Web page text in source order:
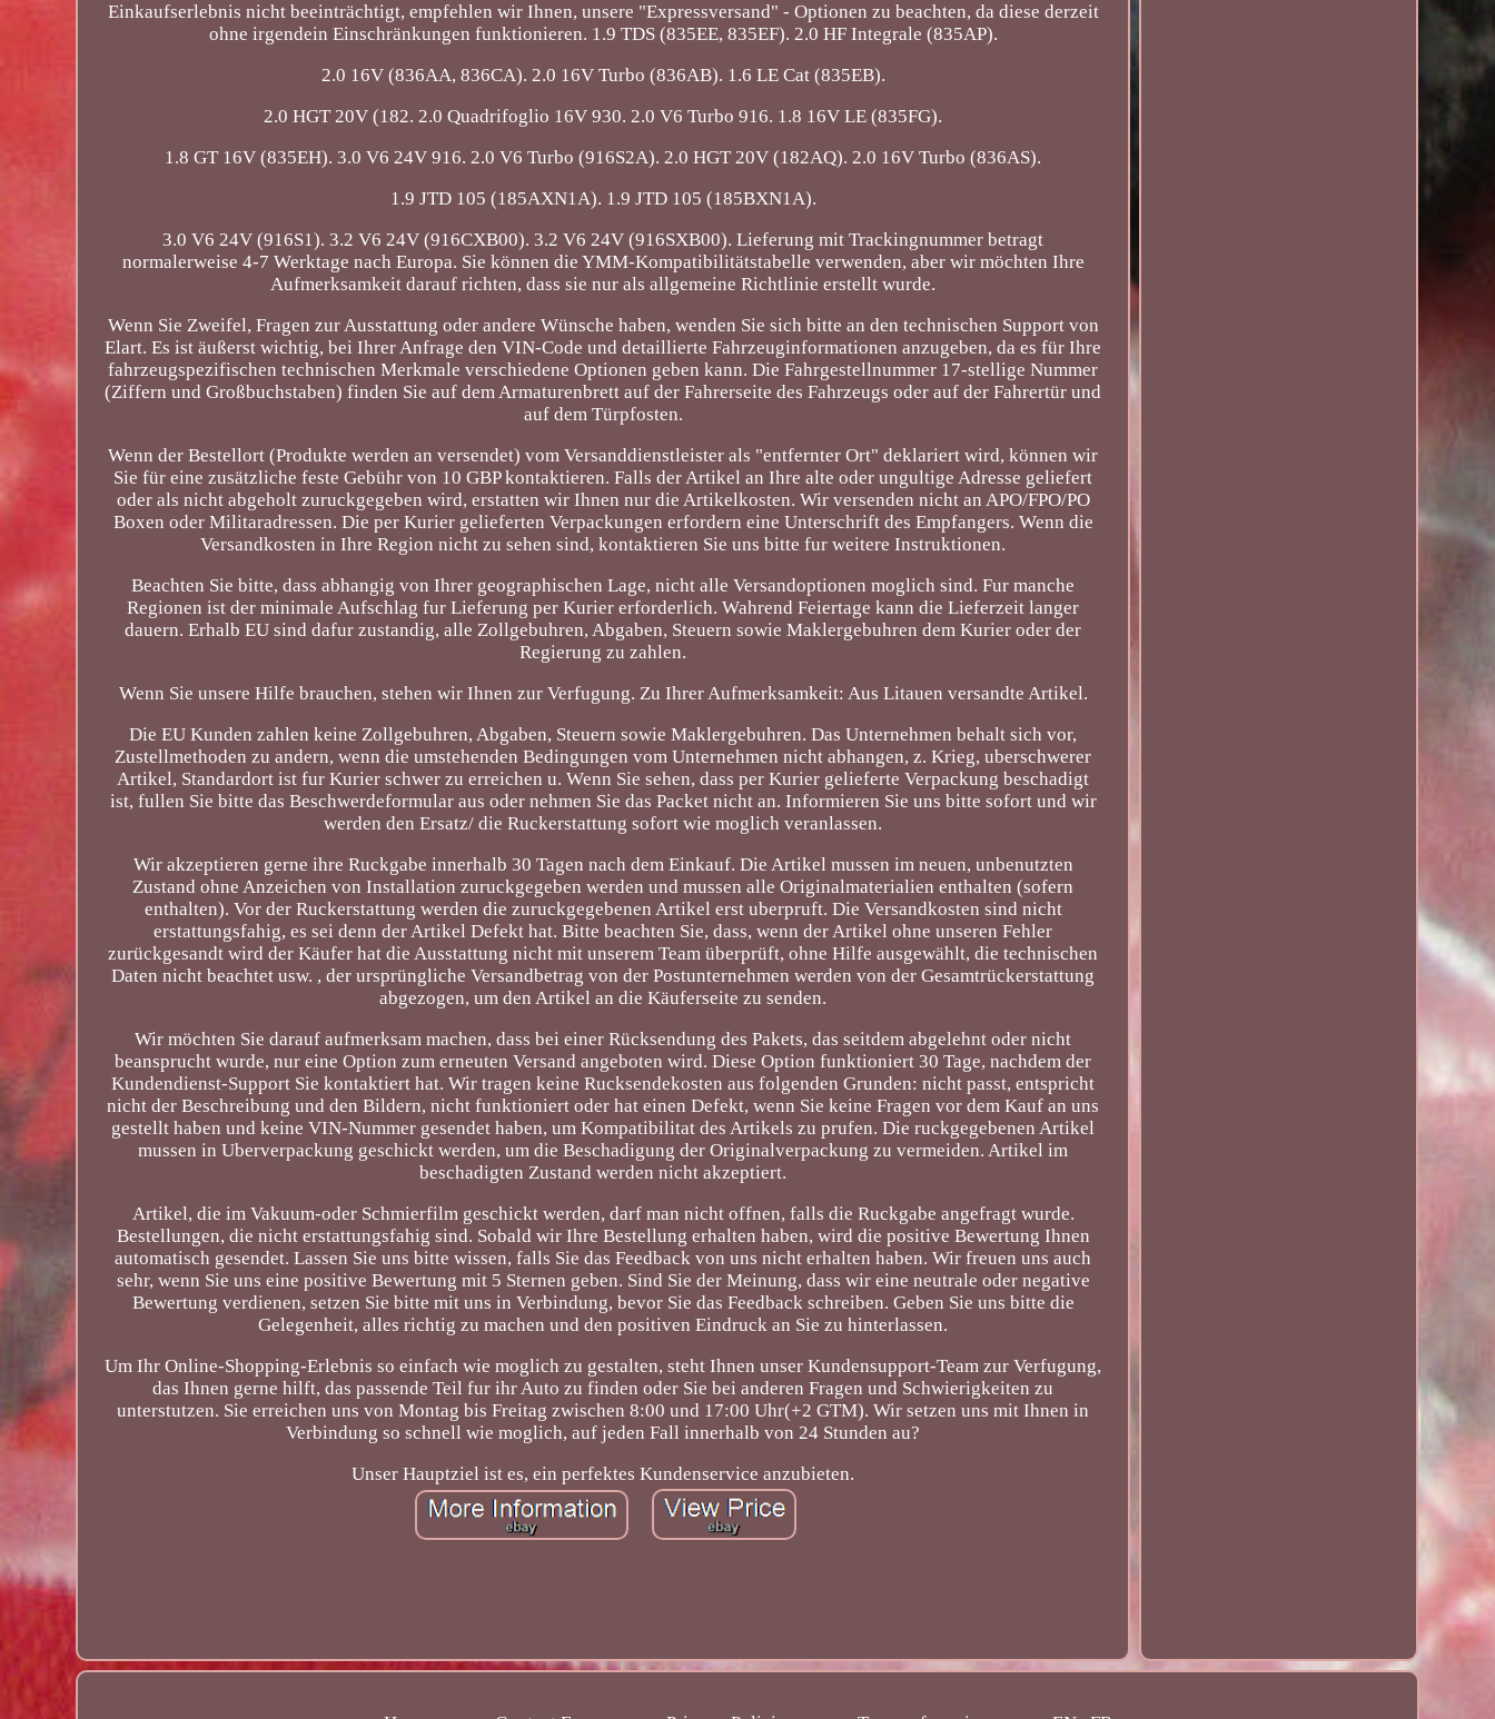
Einkaufserlebnis nicht beeinträchtigt, empfehlen wir Ihnen, unsere "Expressversand" - Optionen zu beachten, da diese derzeit
ohne irgendein Einschränkungen funktionieren. 1.9 TDS (835EE, 835EF). 2.0 HF Integrale (835AP).
2.0 16V (836AA, 836CA). 2.0 16V Turbo (836AB). 1.6 LE Cat (835EB).
2.0 HGT 20V (182. 2.0 Quadrifoglio 16V 930. 2.0 V6 Turbo 916. 1.8 16V LE (835FG).
1.8 GT 16V (835EH). 3.0 V6 24V 916. 2.0 V6 Turbo (916S2A). 2.0 HGT 20V (182AQ). 2.0 16V Turbo (836AS).
1.9 JTD 105 (185AXN1A). 1.9 JTD 105 (185BXN1A).
3.0 V6 24V (916S1). 3.2 V6 24V (916CXB00). 3.2 V6 24V (916SXB00). Lieferung mit Trackingnummer betragt
normalerweise 4-7 Werktage nach Europa. Sie können die YMM-Kompatibilitätstabelle verwenden, aber wir möchten Ihre
Aufmerksamkeit darauf richten, dass sie nur als allgemeine Richtlinie erstellt wurde.
Wenn Sie Zweifel, Fragen zur Ausstattung oder andere Wünsche haben, wenden Sie sich bitte an den technischen Support von
Elart. Es ist äußerst wichtig, bei Ihrer Anfrage den VIN-Code und detaillierte Fahrzeuginformationen anzugeben, da es für Ihre
fahrzeugspezifischen technischen Merkmale verschiedene Optionen geben kann. Die Fahrgestellnummer 17-stellige Nummer
(Ziffern und Großbuchstaben) finden Sie auf dem Armaturenbrett auf der Fahrerseite des Fahrzeugs oder auf der Fahrertür und
auf dem Türpfosten.
Wenn der Bestellort (Produkte werden an versendet) vom Versanddienstleister als "entfernter Ort" deklariert wird, können wir
Sie für eine zusätzliche feste Gebühr von 10 GBP kontaktieren. Falls der Artikel an Ihre alte oder ungultige Adresse geliefert
oder als nicht abgeholt zuruckgegeben wird, erstatten wir Ihnen nur die Artikelkosten. Wir versenden nicht an APO/FPO/PO
Boxen oder Militaradressen. Die per Kurier gelieferten Verpackungen erfordern eine Unterschrift des Empfangers. Wenn die
Versandkosten in Ihre Region nicht zu sehen sind, kontaktieren Sie uns bitte fur weitere Instruktionen.
Beachten Sie bitte, dass abhangig von Ihrer geographischen Lage, nicht alle Versandoptionen moglich sind. Fur manche
Regionen ist der minimale Aufschlag fur Lieferung per Kurier erforderlich. Wahrend Feiertage kann die Lieferzeit langer
dauern. Erhalb EU sind dafur zustandig, alle Zollgebuhren, Abgaben, Steuern sowie Maklergebuhren dem Kurier oder der
Regierung zu zahlen.
Wenn Sie unsere Hilfe brauchen, stehen wir Ihnen zur Verfugung. Zu Ihrer Aufmerksamkeit: Aus Litauen versandte Artikel.
Die EU Kunden zahlen keine Zollgebuhren, Abgaben, Steuern sowie Maklergebuhren. Das Unternehmen behalt sich vor,
Zustellmethoden zu andern, wenn die umstehenden Bedingungen vom Unternehmen nicht abhangen, z. Krieg, uberschwerer
Artikel, Standardort ist fur Kurier schwer zu erreichen u. Wenn Sie sehen, dass per Kurier gelieferte Verpackung beschadigt
ist, fullen Sie bitte das Beschwerdeformular aus oder nehmen Sie das Packet nicht an. Informieren Sie uns bitte sofort und wir
werden den Ersatz/ die Ruckerstattung sofort wie moglich veranlassen.
Wir akzeptieren gerne ihre Ruckgabe innerhalb 30 Tagen nach dem Einkauf. Die Artikel mussen im neuen, unbenutzten
Zustand ohne Anzeichen von Installation zuruckgegeben werden und mussen alle Originalmaterialien enthalten (sofern
enthalten). Vor der Ruckerstattung werden die zuruckgegebenen Artikel erst uberpruft. Die Versandkosten sind nicht
erstattungsfahig, es sei denn der Artikel Defekt hat. Bitte beachten Sie, dass, wenn der Artikel ohne unseren Fehler
zurückgesandt wird der Käufer hat die Ausstattung nicht mit unserem Team überprüft, ohne Hilfe ausgewählt, die technischen
Daten nicht beachtet usw. , der ursprüngliche Versandbetrag von der Postunternehmen werden von der Gesamtrückerstattung
abgezogen, um den Artikel an die Käuferseite zu senden.
Wir möchten Sie darauf aufmerksam machen, dass bei einer Rücksendung des Pakets, das seitdem abgelehnt oder nicht
beansprucht wurde, nur eine Option zum erneuten Versand angeboten wird. Diese Option funktioniert 30 Tage, nachdem der
Kundendienst-Support Sie kontaktiert hat. Wir tragen keine Rucksendekosten aus folgenden Grunden: nicht passt, entspricht
nicht der Beschreibung und den Bildern, nicht funktioniert oder hat einen Defekt, wenn Sie keine Fragen vor dem Kauf an uns
gestellt haben und keine VIN-Nummer gesendet haben, um Kompatibilitat des Artikels zu prufen. Die ruckgegebenen Artikel
mussen in Uberverpackung geschickt werden, um die Beschadigung der Originalverpackung zu vermeiden. Artikel im
beschadigten Zustand werden nicht akzeptiert.
Artikel, die im Vakuum-oder Schmierfilm geschickt werden, darf man nicht offnen, falls die Ruckgabe angefragt wurde.
Bestellungen, die nicht erstattungsfahig sind. Sobald wir Ihre Bestellung erhalten haben, wird die positive Bewertung Ihnen
automatisch gesendet. Lassen Sie uns bitte wissen, falls Sie das Feedback von uns nicht erhalten haben. Wir freuen uns auch
sehr, wenn Sie uns eine positive Bewertung mit 5 Sternen geben. Sind Sie der Meinung, dass wir eine neutrale oder negative
Bewertung verdienen, setzen Sie bitte mit uns in Verbindung, bevor Sie das Feedback schreiben. Geben Sie uns bitte die
Gelegenheit, alles richtig zu machen und den positiven Eindruck an Sie zu hinterlassen.
Um Ihr Online-Shopping-Erlebnis so einfach wie moglich zu gestalten, steht Ihnen unser Kundensupport-Team zur Verfugung,
das Ihnen gerne hilft, das passende Teil fur ihr Auto zu finden oder Sie bei anderen Fragen und Schwierigkeiten zu
unterstutzen. Sie erreichen uns von Montag bis Freitag zwischen 8:00 und 17:00 Uhr(+2 GTM). Wir setzen uns mit Ihnen in
Verbindung so schnell wie moglich, auf jeden Fall innerhalb von 24 Stunden au?
Unser Hauptziel ist es, ein perfektes Kundenservice anzubieten.